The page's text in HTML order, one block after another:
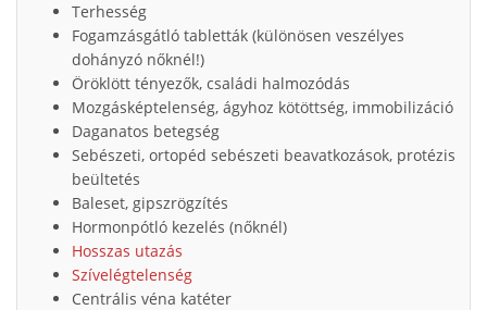
Terhesség
Fogamzásgátló tabletták (különösen veszélyes
dohányzó nőknél!)
Öröklött tényezők, családi halmozódás
Mozgásképtelenség, ágyhoz kötöttség, immobilizáció
Daganatos betegség
Sebészeti, ortopéd sebészeti beavatkozások, protézis
beültetés
Baleset, gipszrögzítés
Hormonpótló kezelés (nőknél)
Hosszas utazás
Szívelégtelenség
Centrális véna katéter